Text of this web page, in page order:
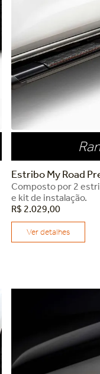
Estribo My Road
Composto por 2
e kit de instalação.
R$ 2.029,00
Ver detalhes